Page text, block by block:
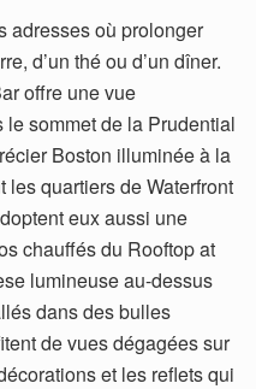
adresses où prolonger
d’un thé ou d’un dîner.
offre une vue
sommet de la Prudential
Boston illuminée à la
quartiers de Waterfront
eux aussi une
chauffés du Rooftop at
lumineuse au-dessus
dans des bulles
de vues dégagées sur
et les reflets qui